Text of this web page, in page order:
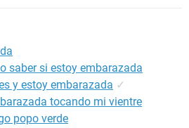
saber si estoy embarazada
y estoy embarazada ✓
tocando mi vientre
popo verde